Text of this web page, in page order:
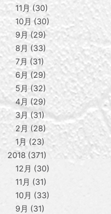
11月 30
10月
30
9月 29
8月
33
7月
31
6月
29
5月
32
4月
29
3月
31
2月
28
1月
23
2018 371
12月
30
11月
31
10月
33
9月
31